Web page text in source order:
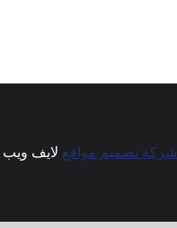
شركة تصميم مواقع لايف ويب